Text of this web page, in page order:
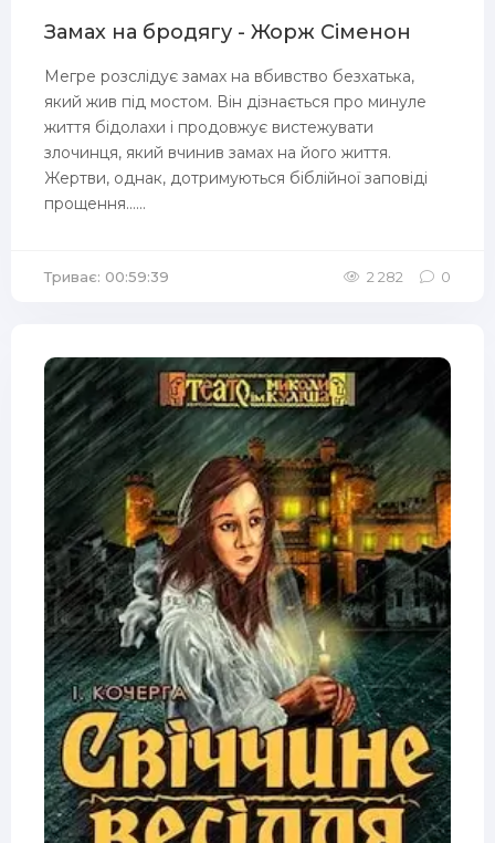
Замах на бродягу - Жорж Сіменон
Мегре розслідує замах на вбивство безхатька,
який жив під мостом. Він дізнається про минуле
життя бідолахи і продовжує вистежувати
злочинця, який вчинив замах на його життя.
Жертви, однак, дотримуються біблійної заповіді
прощення......
Триває: 00:59:39 2 282 0